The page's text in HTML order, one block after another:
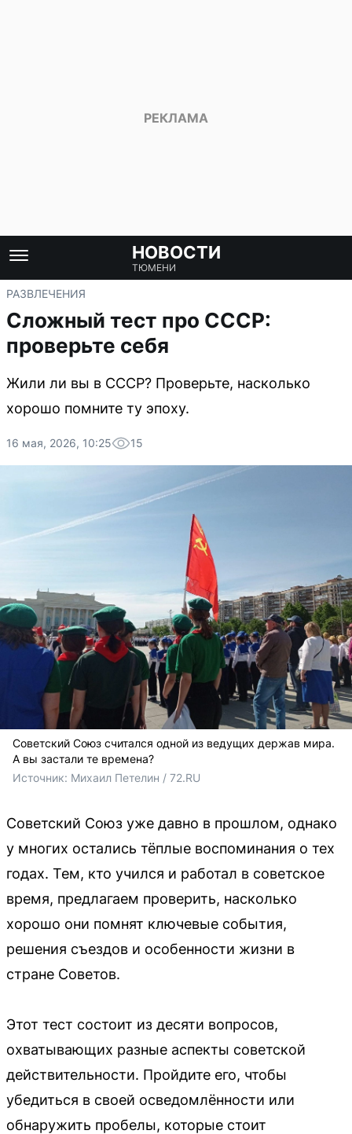
НОВОСТИ
ТЮМЕНИ
РАЗВЛЕЧЕНИЯ
Сложный тест про СССР:
проверьте себя
Жили ли вы в СССР? Проверьте, насколько
хорошо помните ту эпоху.
16 мая, 2026, 10:25 15
Советский Союз считался одной из ведущих держав мира.
А вы застали те времена?
Источник: Михаил Петелин / 72.RU
Советский Союз уже давно в прошлом, однако
у многих остались тёплые воспоминания о тех
годах. Тем, кто учился и работал в советское
время, предлагаем проверить, насколько
хорошо они помнят ключевые события,
решения съездов и особенности жизни в
стране Советов.
Этот тест состоит из десяти вопросов,
охватывающих разные аспекты советской
действительности. Пройдите его, чтобы
убедиться в своей осведомлённости или
обнаружить пробелы, которые стоит